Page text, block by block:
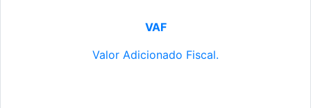
VAF
Valor Adicionado Fiscal.